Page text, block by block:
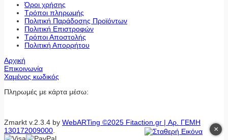
Όροι χρήσης
Τρόποι πληρωμής
Πολιτική Παράδοσης Προϊόντων
Πολιτική Επιστροφών
Τρόποι Αποστολής
Πολιτική Απορρήτου
Αρχική
Επικοινωνία
Χαμένος κωδικός
Πληρωμές με κάρτα μέσω:
Zmarkt v.2.3.4 by WebARTing ©2025 Fitaction.gr | Αρ. ΓΕΜΗ
130172009000
×